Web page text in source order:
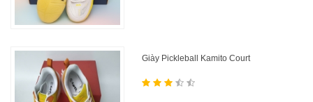
Giày Pickleball Kamito Court